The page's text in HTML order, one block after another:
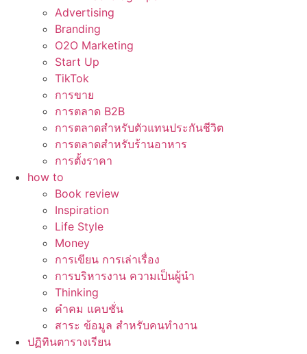
Advertising
Branding
O2O Marketing
Start Up
TikTok
การขาย
การตลาด B2B
การตลาดสำหรับตัวแทนประกันชีวิต
การตลาดสำหรับร้านอาหาร
การตั้งราคา
how to
Book review
Inspiration
Life Style
Money
การเขียน การเล่าเรื่อง
การบริหารงาน ความเป็นผู้นำ
Thinking
คำคม แคบชั่น
สาระ ข้อมูล สำหรับคนทำงาน
ปฏิทินตารางเรียน